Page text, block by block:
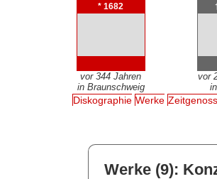
* 1682
vor 344 Jahren
in Braunschweig
vor
Diskographie Werke
Werke (9):